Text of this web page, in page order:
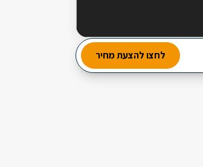
של סלטיםלחצו להצעת מחיר